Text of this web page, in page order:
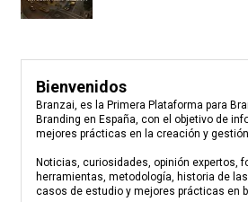
Bienvenidos
Branzai, es la Primera Plataforma para
Branding en España, con el objetivo de
mejores prácticas en la creación y
Noticias, curiosidades, opinión expertos,
herramientas, metodología, historia de
casos de estudio y mejores prácticas en